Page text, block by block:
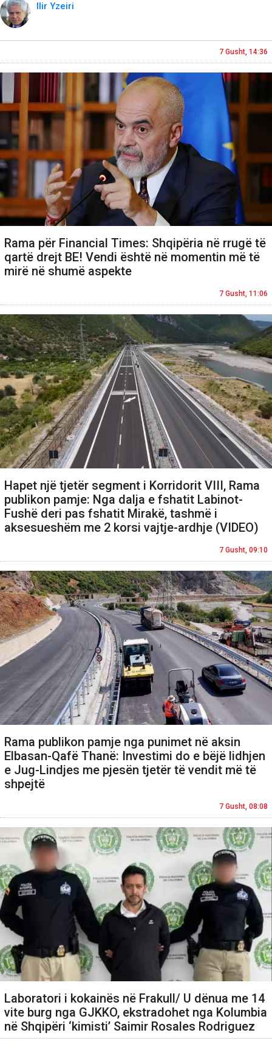
Ilir Yzeiri
7 Gusht, 14:36
Rama për Financial Times: Shqipëria në rrugë të
qartë drejt BE! Vendi është në momentin më të
mirë në shumë aspekte
7 Gusht, 11:06
Hapet një tjetër segment i Korridorit VIII, Rama
publikon pamje: Nga dalja e fshatit Labinot-
Fushë deri pas fshatit Mirakë, tashmë i
aksesueshëm me 2 korsi vajtje-ardhje (VIDEO)
7 Gusht, 09:10
Rama publikon pamje nga punimet në aksin
Elbasan-Qafë Thanë: Investimi do e bëjë lidhjen
e Jug-Lindjes me pjesën tjetër të vendit më të
shpejtë
7 Gusht, 08:08
Laboratori i kokainës në Frakull/ U dënua me 14
vite burg nga GJKKO, ekstradohet nga Kolumbia
në Shqipëri ‘kimisti’ Saimir Rosales Rodriguez